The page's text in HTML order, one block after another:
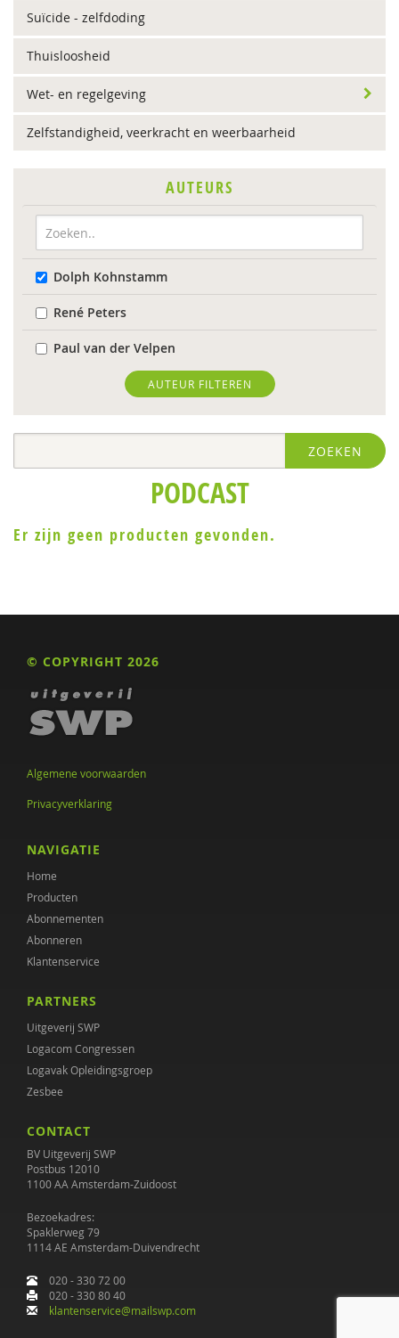
Suïcide - zelfdoding
Thuisloosheid
Wet- en regelgeving
Zelfstandigheid, veerkracht en weerbaarheid
AUTEURS
Dolph Kohnstamm
René Peters
Paul van der Velpen
AUTEUR FILTEREN
ZOEKEN
PODCAST
Er zijn geen producten gevonden.
© COPYRIGHT 2026
Algemene voorwaarden
Privacyverklaring
NAVIGATIE
Home
Producten
Abonnementen
Abonneren
Klantenservice
PARTNERS
Uitgeverij SWP
Logacom Congressen
Logavak Opleidingsgroep
Zesbee
CONTACT
BV Uitgeverij SWP
Postbus 12010
1100 AA Amsterdam-Zuidoost
Bezoekadres:
Spaklerweg 79
1114 AE Amsterdam-Duivendrecht
020 - 330 72 00
020 - 330 80 40
klantenservice@mailswp.com